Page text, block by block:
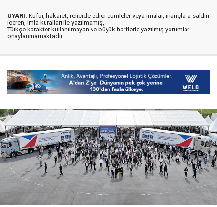
UYARI: Küfür, hakaret, rencide edici cümleler veya imalar, inançlara saldırı
içeren, imla kuralları ile yazılmamış,
Türkçe karakter kullanılmayan ve büyük harflerle yazılmış yorumlar
onaylanmamaktadır.